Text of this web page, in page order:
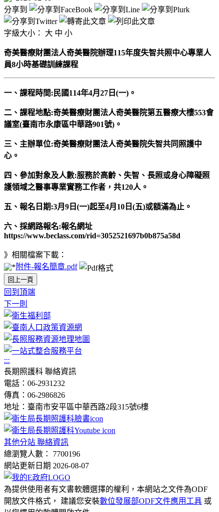
分享到
字級大小： 大 中 小
奇美醫療財團法人奇美醫院辦理115年度失智共照中心專業人
員8小時基礎訓練課程
一、課程時間:民國114年4月27日(一)。
二、課程地點:奇美醫療財團法人奇美醫院第五醫療大樓553會
議室(臺南市永康區中華路901號)。
三、主辦單位:奇美醫療財團法人奇美醫院失智共同照護中
心。
四、參加對象及人數:服務於高齡、失智、長照或身心障礙照
護領域之醫事專業實務工作者，共120人。
五、報名日期:3月9日(一)起至4月10日(五)或額滿為止。
六、採網路報名:報名網址
https://www.beclass.com/rid=3052521697b0b875a58d
》相關檔案下載：
附件-報名簡章.pdf
回上一頁
回到頂端
下一則
:::
長期照護科 聯絡資訊
電話：06-2931232
傳真：06-2986826
地址：臺南市安平區中華西路2段315號6樓
其他分站 聯絡資訊
總瀏覽人數： 7700196
網站更新日期 2026-08-07
為提供使用者有文書軟體選擇的權利，本網站之文件為ODF
開放文件格式， 建議您安裝數位發展部ODF文件應用工具 或